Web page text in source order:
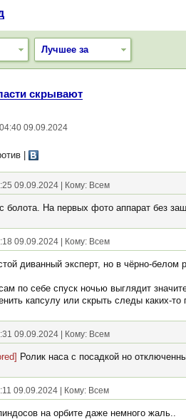
Лучшее за
скрывают
04:40 09.09.2024
09.09.2024 | Кому: Всем
болота. На первых фото аппарат без
09.09.2024 | Кому: Всем
диванный эксперт, но в чёрно-белом
по себе спуск ночью выглядит
капсулу или скрыть следы каких-то
09.09.2024 | Кому: Всем
Ролик наса с посадкой но
09.09.2024 | Кому: Всем
на орбите даже немного жаль..